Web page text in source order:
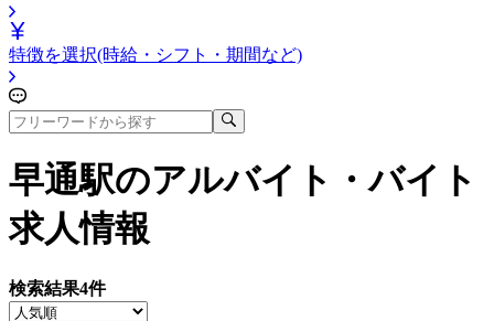
特徴を選択(時給・シフト・期間など)
早通駅のアルバイト・バイト
求人情報
検索結果4件